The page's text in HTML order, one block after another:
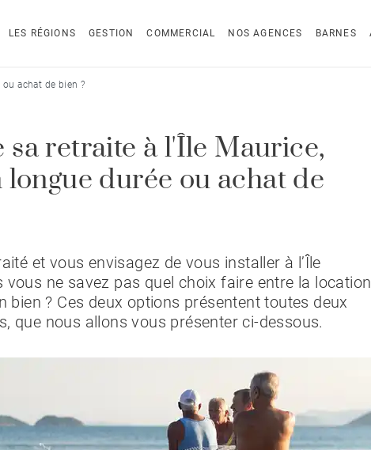
LES RÉGIONS GESTION COMMERCIAL NOS AGENCES BARNES
achat de bien ?
sa retraite à l'Île Maurice,
durée ou achat de
et vous envisagez de vous installer à l’Île
vous ne savez pas quel choix faire entre la location
bien ? Ces deux options présentent toutes deux
que nous allons vous présenter ci-dessous.